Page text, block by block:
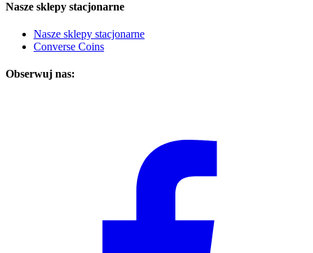
Nasze sklepy stacjonarne
Nasze sklepy stacjonarne
Converse Coins
Obserwuj nas: